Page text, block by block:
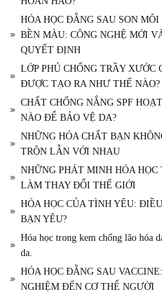
HÓA HỌC ĐẰNG SAU SON
BỀN MÀU: CÔNG NGHỆ MỚI
QUYẾT ĐỊNH
LỚP PHỦ CHỐNG TRẦY XƯỚC
ĐƯỢC TẠO RA NHƯ THẾ NÀO?
CHẤT CHỐNG NẮNG SPF
NÀO ĐỂ BẢO VỆ DA?
NHỮNG HÓA CHẤT BẠN
TRỘN LẪN VỚI NHAU
NHỮNG PHÁT MINH HÓA HỌC
LÀM THAY ĐỔI THẾ GIỚI
HÓA HỌC CỦA TÌNH YÊU:
BẠN YÊU?
Hóa học trong kem chống lão hóa
da.
HÓA HỌC ĐẰNG SAU
NGHIỆM ĐẾN CƠ THỂ NGƯỜI